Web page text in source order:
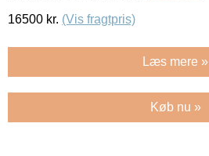
16500 kr. (Vis fragtpris)
Læs mere »
Køb nu »